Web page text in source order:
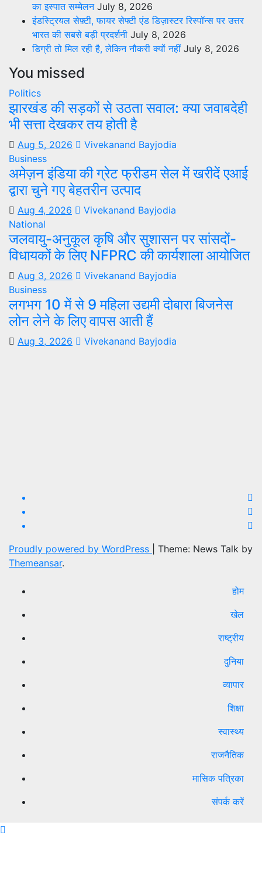
का इस्पात सम्मेलन July 8, 2026
इंडस्ट्रियल सेफ़्टी, फायर सेफ्टी एंड डिज़ास्टर रिस्पॉन्स पर उत्तर
भारत की सबसे बड़ी प्रदर्शनी July 8, 2026
डिग्री तो मिल रही है, लेकिन नौकरी क्यों नहीं July 8, 2026
You missed
Politics
झारखंड की सड़कों से उठता सवाल: क्या जवाबदेही
भी सत्ता देखकर तय होती है
Aug 5, 2026
Vivekanand Bayjodia
Business
अमेज़न इंडिया की ग्रेट फ्रीडम सेल में खरीदें एआई
द्वारा चुने गए बेहतरीन उत्पाद
Aug 4, 2026
Vivekanand Bayjodia
National
जलवायु-अनुकूल कृषि और सुशासन पर सांसदों-
विधायकों के लिए NFPRC की कार्यशाला आयोजित
Aug 3, 2026
Vivekanand Bayjodia
Business
लगभग 10 में से 9 महिला उद्यमी दोबारा बिजनेस
लोन लेने के लिए वापस आती हैं
Aug 3, 2026 Vivekanand Bayjodia
Proudly powered by WordPress
Theme: News Talk by
Themeansar.
होम
खेल
राष्ट्रीय
दुनिया
व्यापार
शिक्षा
स्वास्थ्य
राजनैतिक
मासिक पत्रिका
संपर्क करें